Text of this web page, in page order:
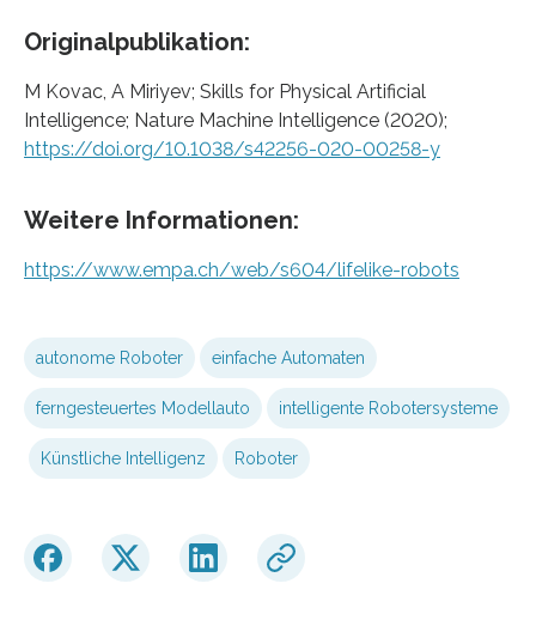
Originalpublikation:
M Kovac, A Miriyev; Skills for Physical Artificial
Intelligence; Nature Machine Intelligence (2020);
https://doi.org/10.1038/s42256-020-00258-y
Weitere Informationen:
https://www.empa.ch/web/s604/lifelike-robots
autonome Roboter einfache Automaten
ferngesteuertes Modellauto intelligente Robotersysteme
Künstliche Intelligenz Roboter